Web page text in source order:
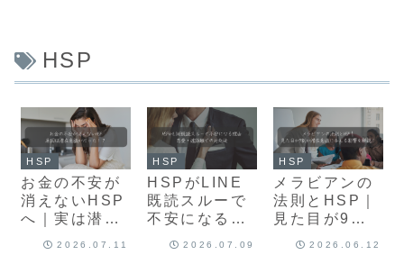
HSP
HSP
お金の不安が
消えないHSP
へ｜実は潜在
2026.07.11
HSP
HSPがLINE
既読スルーで
不安になる理
2026.07.09
HSP
メラビアンの
法則とHSP｜
見た目が9割
2026.06.12